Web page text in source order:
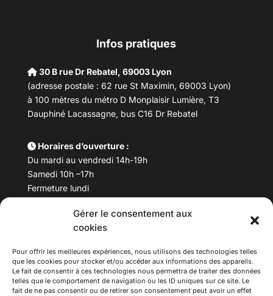
Gérer le consentement aux
cookies
Pour offrir les meilleures expériences, nous utilisons des technologies telles
que les cookies pour stocker et/ou accéder aux informations des appareils.
Le fait de consentir à ces technologies nous permettra de traiter des données
telles que le comportement de navigation ou les ID uniques sur ce site. Le
fait de ne pas consentir ou de retirer son consentement peut avoir un effet
Infos pratiques
30 B rue Dr Rebatel, 69003 Lyon
(adresse postale : 62 rue St Maximin, 69003 Lyon)
à 100 mètres du métro D Monplaisir Lumière, T3
Dauphiné Lacassagne, bus C16 Dr Rebatel
Horaires d’ouverture :
Du mardi au vendredi 14h-19h
Samedi 10h –17h
Fermeture lundi
Téléphone : 04 78 53 06 40
maisondesculturesasiatiques@asiexpo.com